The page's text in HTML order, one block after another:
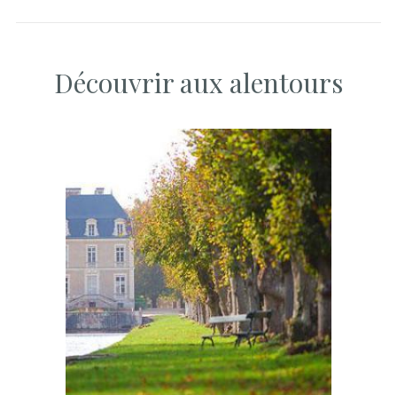
Découvrir aux alentours